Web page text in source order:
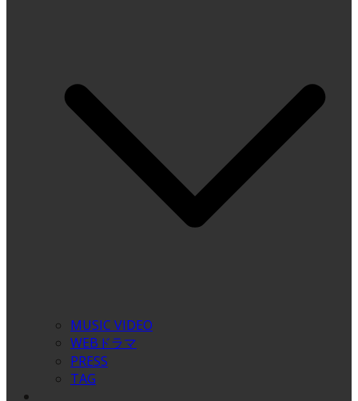
MUSIC VIDEO
WEBドラマ
PRESS
TAG